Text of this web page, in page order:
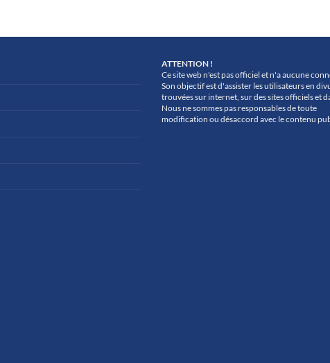
ATTENTION !
Ce site web n'est pas officiel et n'a aucune
Son objectif est d'assister les utilisateurs en
trouvées sur internet, sur des sites officiels et
Nous ne sommes pas responsables de toute
modification ou désaccord avec le contenu